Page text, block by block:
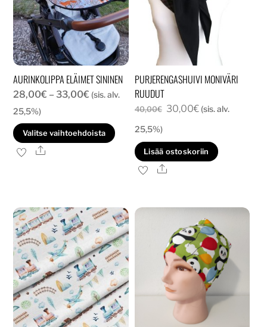
AURINKOLIPPA ELÄIMET SININEN
28,00€ – 33,00€ Hintaluokka:
-
33,00€
(sis. alv.
25,5%)
Valitse vaihtoehdoista
Tällä
tuotteella
Voit
tehdä
valinnat
tuotteen
sivulla.
Ale
PURJERENGASHUIVI MONIVÄRI
RUUDUT
40,00€ Alkuperäinen
oli:
40,00€.
30,00€Nykyinen
on:
30,00€.
(sis. alv.
25,5%)
Lisää ostoskoriin
Ale